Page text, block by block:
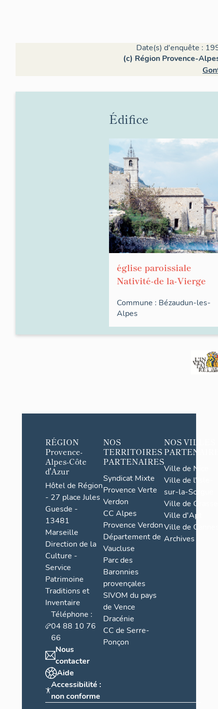
Date(s) d'enquête :
(c) Région Provence-
Édifice
église paroissiale
Nativité-de la-Vierge
Commune : Bézaudun-les-
Alpes
RÉGION
Provence-
Alpes-Côte
d'Azur
Hôtel de Région
- 27 place Jules
Guesde -
13481
Marseille
Direction de la
Culture -
Service
Patrimoine
Traditions et
Inventaire
Téléphone :
04 88 10 76
66
Nous
contacter
Aide
Accessibilité :
non conforme
NOS
TERRITOIRES
PARTENAIRES
Syndicat Mixte
Provence Verte
Verdon
CC Alpes
Provence Verdon
Département de
Vaucluse
Parc des
Baronnies
provençales
SIVOM du pays
de Vence
Dracénie
CC de Serre-
Ponçon
NOS VILLES
Ville de Nice
Ville de l'Isle-
sur-la-Sorgue
Ville de Grasse
Ville d'Apt
Ville de
Archives